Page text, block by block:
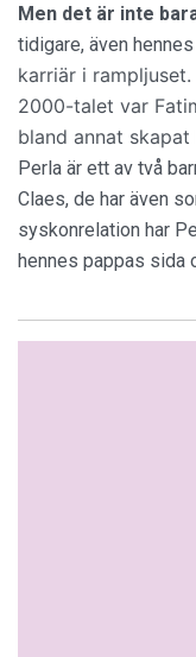
Men det är inte
tidigare, även
karriär i
2000-talet var
bland annat skapat
Perla är ett av två
Claes, de har även
syskonrelation har
hennes pappas sida